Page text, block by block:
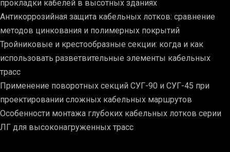
прокладки кабелей в высотных зданиях
Антикоррозийная защита кабельных лотков: сравнение
методов цинкования и полимерных покрытий
Тройниковые и крестообразные секции: когда и как
использовать разветвительные элементы кабельных
трасс
Применение поворотных секций СУГ-90 и СУГ-45 при
проектировании сложных кабельных маршрутов
Особенности монтажа глубоких кабельных лотков серии
ЛГ для высоконагруженных трасс